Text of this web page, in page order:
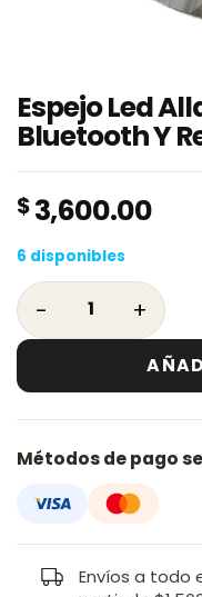
Espejo Led
Bluetooth Y
$3,600.00
6 disponibles
Espejo
Métodos de pago
Envíos a todo